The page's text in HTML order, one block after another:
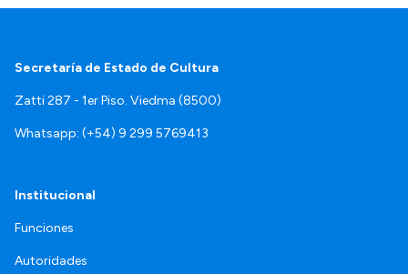
Secretaría de Estado de Cultura
Zatti 287 - 1er Piso. Viedma (8500)
Whatsapp: (+54) 9 299 5769413
Institucional
Funciones
Autoridades